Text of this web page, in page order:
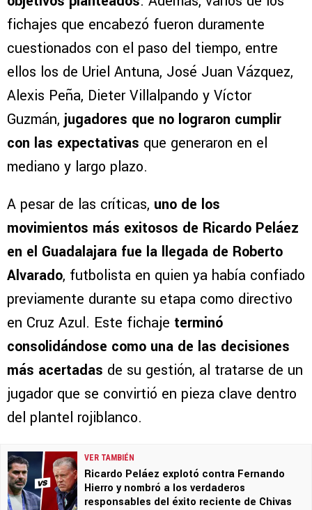
fichajes que encabezó fueron duramente
cuestionados con el paso del tiempo, entre
ellos los de Uriel Antuna, José Juan Vázquez,
Alexis Peña, Dieter Villalpando y Víctor
Guzmán, jugadores que no lograron cumplir
con las expectativas que generaron en el
mediano y largo plazo.
A pesar de las críticas, uno de los
movimientos más exitosos de Ricardo Peláez
en el Guadalajara fue la llegada de Roberto
Alvarado, futbolista en quien ya había confiado
previamente durante su etapa como directivo
en Cruz Azul. Este fichaje terminó
consolidándose como una de las decisiones
más acertadas de su gestión, al tratarse de un
jugador que se convirtió en pieza clave dentro
del plantel rojiblanco.
VER TAMBIÉN
Ricardo Peláez explotó contra Fernando
Hierro y nombró a los verdaderos
responsables del éxito reciente de Chivas